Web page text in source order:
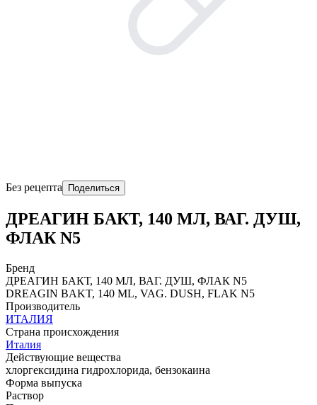
Без рецепта Поделиться
ДРЕАГИН БАКТ, 140 МЛ, ВАГ. ДУШ,
ФЛАК N5
Бренд
ДРЕАГИН БАКТ, 140 МЛ, ВАГ. ДУШ, ФЛАК N5
DRЕAGIN BAKT, 140 ML, VAG. DUSH, FLAK N5
Производитель
ИТАЛИЯ
Страна происхождения
Италия
Действующие вещества
хлоргексидина гидрохлорида, бензокаина
Форма выпуска
Раствор